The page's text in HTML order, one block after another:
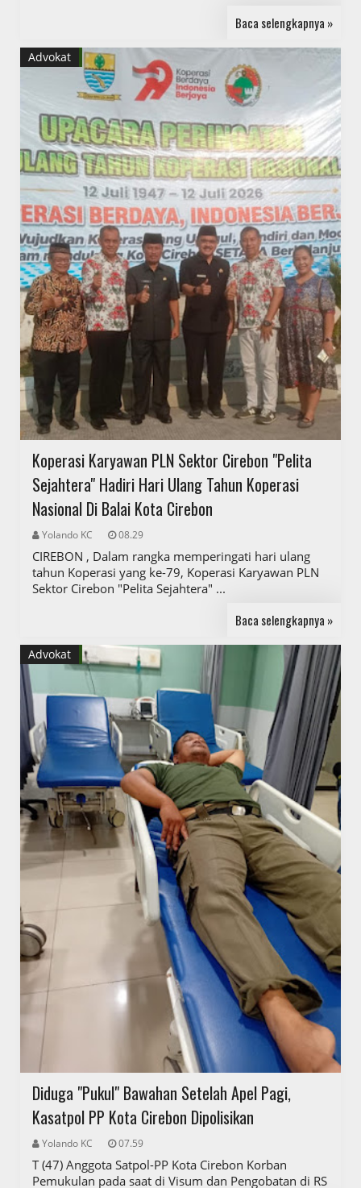
Baca selengkapnya »
Advokat
Koperasi Karyawan PLN Sektor Cirebon "Pelita
Sejahtera" Hadiri Hari Ulang Tahun Koperasi
Nasional Di Balai Kota Cirebon
Yolando KC 08.29
CIREBON , Dalam rangka memperingati hari ulang
tahun Koperasi yang ke-79, Koperasi Karyawan PLN
Sektor Cirebon "Pelita Sejahtera" ...
Baca selengkapnya »
Advokat
Diduga "Pukul" Bawahan Setelah Apel Pagi,
Kasatpol PP Kota Cirebon Dipolisikan
Yolando KC 07.59
T (47) Anggota Satpol-PP Kota Cirebon Korban
Pemukulan pada saat di Visum dan Pengobatan di RS